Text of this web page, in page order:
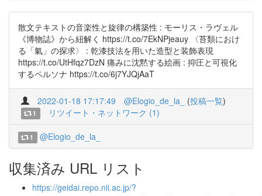
散文テキストの音楽性と旋律の構築性 : モーリス・ラヴェル
《博物誌》から紐解く https://t.co/7EkNPjeauy 〈苔類におけ
る「氣」の探求〉 : 乾漆技法を用いた造型と装飾表現
https://t.co/UtHfqz7DzN 痛みに沈黙する絵画 : 抑圧と可視化
するペルソナ https://t.co/6j7YJQjAaT
2022-01-18 17:17:49 @Elogio_de_la_ (投稿一覧)
1 リツイート・ネットワーク (1)
1 @Elogio_de_la_
収集済み URL リスト
https://geidai.repo.nii.ac.jp/?